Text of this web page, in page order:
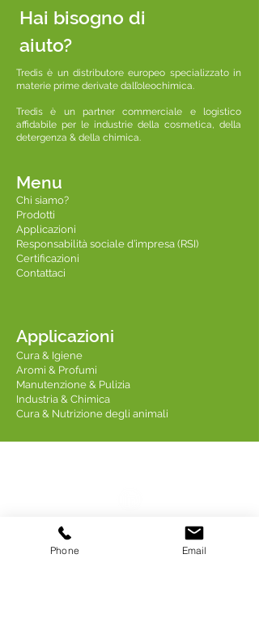
Hai bisogno di
aiuto?
Tredis è un distributore europeo specializzato in
materie prime derivate dall’oleochimica.
Tredis è un partner commerciale e logistico
affidabile per le industrie della cosmetica, della
detergenza & della chimica.
Chi siamo?
Prodotti
Applicazioni
Responsabilità sociale d’impresa (RSI)
Certificazioni
Contattaci
Menu
Applicazioni
Cura & Igiene
Aromi & Profumi
Manutenzione & Pulizia
Industria & Chimica
Cura & Nutrizione degli animali
Linkedin TREDIS
Phone Email